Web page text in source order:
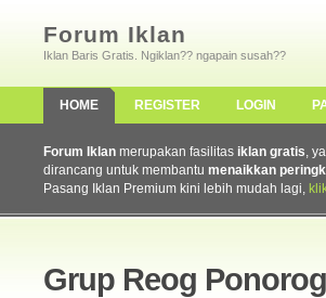
Forum Iklan
Iklan Baris Gratis. Ngiklan?? ngapain susah??
HOME REGISTER LOGIN
Forum Iklan merupakan fasilitas iklan gratis,
dirancang untuk membantu menaikkan
Pasang Iklan Premium kini lebih mudah lagi,
Grup Reog